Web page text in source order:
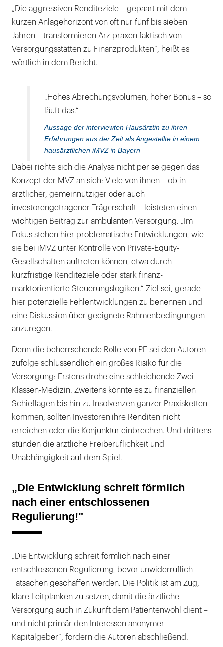
„Die aggressiven Renditeziele – gepaart mit dem
kurzen Anlagehorizont von oft nur fünf bis sieben
Jahren – transformieren Arztpraxen faktisch von
Versorgungsstätten zu Finanzprodukten“, heißt es
wörtlich in dem Bericht.
„Hohes Abrechungsvolumen, hoher Bonus – so
läuft das.“
Aussage der interviewten Hausärztin zu ihren
Erfahrungen aus der Zeit als Angestellte in einem
hausärztlichen iMVZ in Bayern
Dabei richte sich die Analyse nicht per se gegen das
Konzept der MVZ an sich: Viele von ihnen – ob in
ärztlicher, gemeinnütziger oder auch
investorengetragener Trägerschaft – leisteten einen
wichtigen Beitrag zur ambulanten Versorgung. „Im
Fokus stehen hier problematische Entwicklungen, wie
sie bei iMVZ unter Kontrolle von Private-Equity-
Gesellschaften auftreten können, etwa durch
kurzfristige Renditeziele oder stark finanz-
marktorientierte Steuerungslogiken.“ Ziel sei, gerade
hier potenzielle Fehlentwicklungen zu benennen und
eine Diskussion über geeignete Rahmenbedingungen
anzuregen.
Denn die beherrschende Rolle von PE sei den Autoren
zufolge schlussendlich ein großes Risiko für die
Versorgung: Erstens drohe eine schleichende Zwei-
Klassen-Medizin. Zweitens könnte es zu finanziellen
Schieflagen bis hin zu Insolvenzen ganzer Praxisketten
kommen, sollten Investoren ihre Renditen nicht
erreichen oder die Konjunktur einbrechen. Und drittens
stünden die ärztliche Freiberuflichkeit und
Unabhängigkeit auf dem Spiel.
„Die Entwicklung schreit förmlich
nach einer entschlossenen
Regulierung!"
„Die Entwicklung schreit förmlich nach einer
entschlossenen Regulierung, bevor unwiderruflich
Tatsachen geschaffen werden. Die Politik ist am Zug,
klare Leitplanken zu setzen, damit die ärztliche
Versorgung auch in Zukunft dem Patientenwohl dient –
und nicht primär den Interessen anonymer
Kapitalgeber“, fordern die Autoren abschließend.